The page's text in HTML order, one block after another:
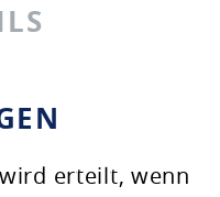
erteilt, wenn